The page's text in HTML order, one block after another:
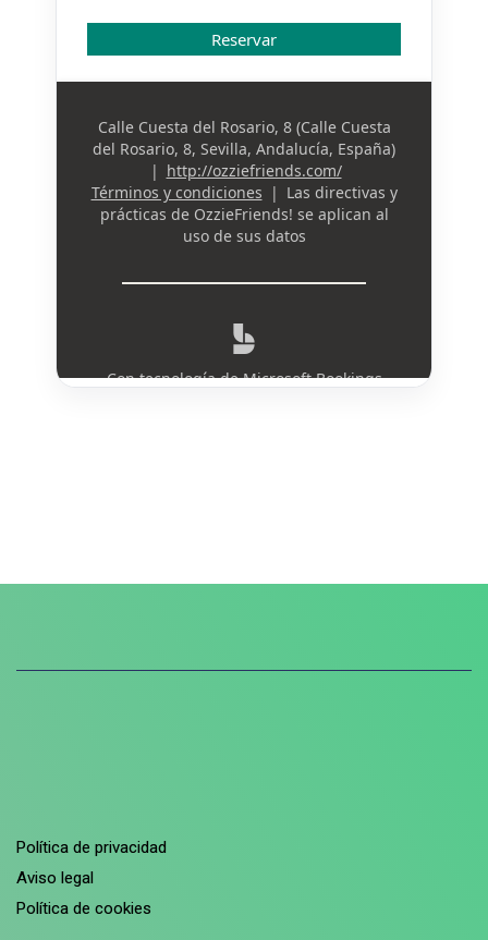
Política de privacidad
Aviso legal
Política de cookies